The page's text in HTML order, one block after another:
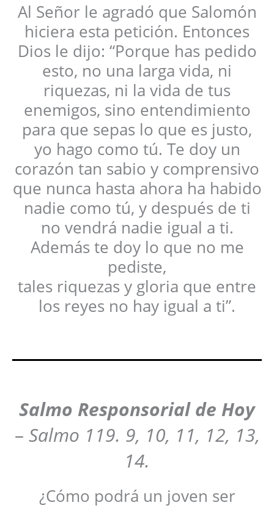
Al Señor le agradó que Salomón
hiciera esta petición. Entonces
Dios le dijo: “Porque has pedido
esto, no una larga vida, ni
riquezas, ni la vida de tus
enemigos, sino entendimiento
para que sepas lo que es justo,
yo hago como tú. Te doy un
corazón tan sabio y comprensivo
que nunca hasta ahora ha habido
nadie como tú, y después de ti
no vendrá nadie igual a ti.
Además te doy lo que no me
pediste,
tales riquezas y gloria que entre
los reyes no hay igual a ti”.
Salmo Responsorial de Hoy
– Salmo 119. 9, 10, 11, 12, 13,
14.
¿Cómo podrá un joven ser